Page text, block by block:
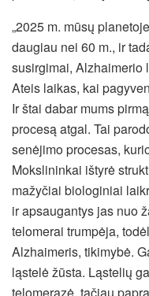
„2025 m. mūsų
daugiau nei 60 m., ir
susirgimai, Alzhaimerio
Ateis laikas, kai
Ir štai dabar mums
procesą atgal. Tai
senėjimo procesas,
Mokslininkai ištyrė
mažyčiai biologiniai
ir apsaugantys jas nuo
telomerai trumpėja,
Alzhaimeris, tikimybė.
ląstelė žūsta. Ląstelių